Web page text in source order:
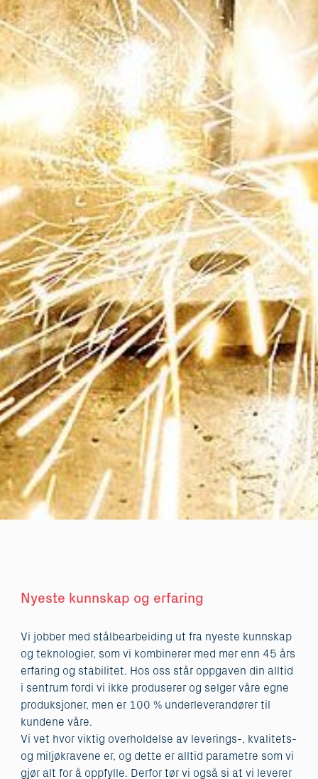
Nyeste kunnskap og erfaring
Vi jobber med stålbearbeiding ut fra nyeste kunnskap
og teknologier, som vi kombinerer med mer enn 45 års
erfaring og stabilitet. Hos oss står oppgaven din alltid
i sentrum fordi vi ikke produserer og selger våre egne
produksjoner, men er 100 % underleverandører til
kundene våre.
Vi vet hvor viktig overholdelse av leverings-, kvalitets-
og miljøkravene er, og dette er alltid parametre som vi
gjør alt for å oppfylle. Derfor tør vi også si at vi leverer